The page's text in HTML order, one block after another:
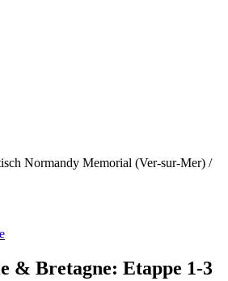
& Bretagne: Etappe 1-3